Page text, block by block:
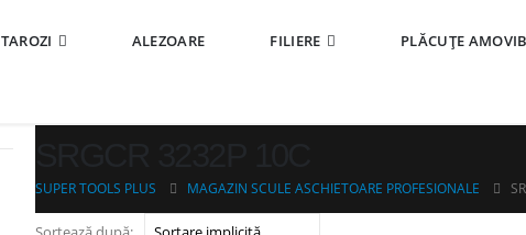
TAROZI ALEZOARE FILIERE PLĂCUȚE
SUPER TOOLS PLUS MAGAZIN SCULE ASCHIETOARE PROFESIONALE